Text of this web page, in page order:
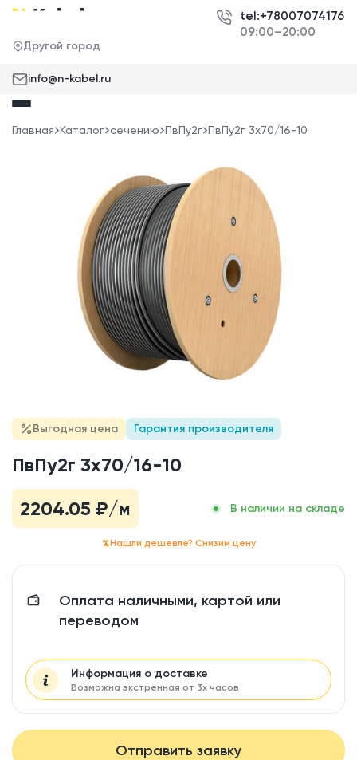
Другой город
tel:+78007074176
09:00–20:00
info@n-kabel.ru
Главная Каталог сечению ПвПу2г ПвПу2г 3x70/16-10
Выгодная цена Гарантия производителя
ПвПу2г 3x70/16-10
2204.05 ₽/м В наличии на складе
Нашли дешевле? Снизим цену
Отправить заявку
Оплата наличными, картой или
переводом
Информация о доставке
Возможна экстренная от 3х часов